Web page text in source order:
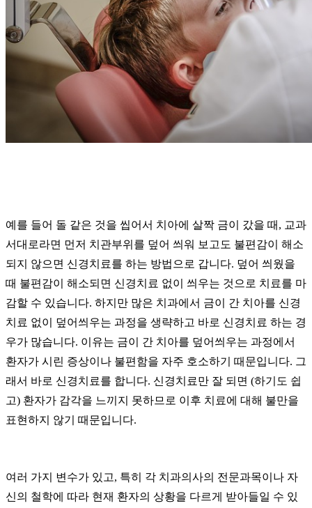
예를 들어 돌 같은 것을 씹어서 치아에 살짝 금이 갔을 때, 교과
서대로라면 먼저 치관부위를 덮어 씌워 보고도 불편감이 해소
되지 않으면 신경치료를 하는 방법으로 갑니다. 덮어 씌웠을
때 불편감이 해소되면 신경치료 없이 씌우는 것으로 치료를 마
감할 수 있습니다. 하지만 많은 치과에서 금이 간 치아를 신경
치료 없이 덮어씌우는 과정을 생략하고 바로 신경치료 하는 경
우가 많습니다. 이유는 금이 간 치아를 덮어씌우는 과정에서
환자가 시린 증상이나 불편함을 자주 호소하기 때문입니다. 그
래서 바로 신경치료를 합니다. 신경치료만 잘 되면 (하기도 쉽
고) 환자가 감각을 느끼지 못하므로 이후 치료에 대해 불만을
표현하지 않기 때문입니다.
여러 가지 변수가 있고, 특히 각 치과의사의 전문과목이나 자
신의 철학에 따라 현재 환자의 상황을 다르게 받아들일 수 있